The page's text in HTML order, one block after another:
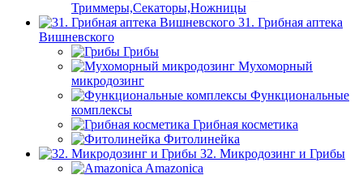
Триммеры,Секаторы,Ножницы
31. Грибная аптека
Вишневского
Грибы
Мухоморный
микродозинг
Функциональные
комплексы
Грибная косметика
Фитолинейка
32. Микродозинг и Грибы
Amazonica